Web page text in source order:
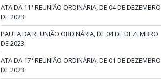
ATA DA 11ª REUNIÃO ORDINÁRIA, DE 04 DE DEZEMBRO
DE 2023
PAUTA DA REUNIÃO ORDINÁRIA, DE 04 DE DEZEMBRO
DE 2023
ATA DA 17ª REUNIÃO ORDINÁRIA, DE 01 DE DEZEMBRO
DE 2023